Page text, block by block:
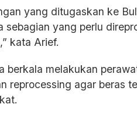
yang ditugaskan ke
sebagian yang perlu
kata Arief.
berkala melakukan
reprocessing agar beras